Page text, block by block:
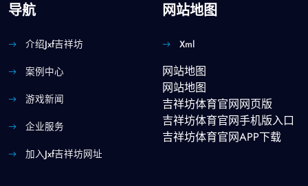
导航
介绍jxf吉祥坊
案例中心
游戏新闻
企业服务
加入jxf吉祥坊网址
网站地图
Xml
网站地图
网站地图
吉祥坊体育官网网页版
吉祥坊体育官网手机版入口
吉祥坊体育官网APP下载